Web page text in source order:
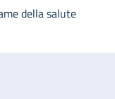
della salute